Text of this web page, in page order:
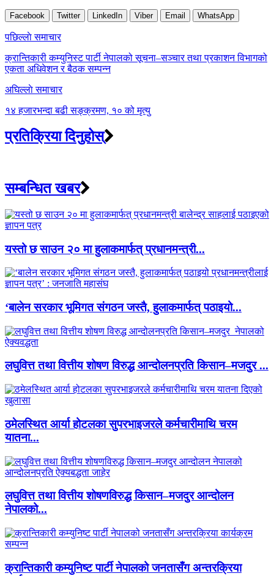
Facebook Twitter LinkedIn Viber Email WhatsApp
Post
navigation
पछिल्लाे समाचार
क्रान्तिकारी कम्युनिस्ट पार्टी नेपालको सूचना–सञ्चार तथा प्रकाशन विभागको
एकता अधिवेशन र बैठक सम्पन्न
अघिल्लाे समाचार
१४ हजारभन्दा बढी सङ्क्रमण, १० को मृत्यु
प्रतिक्रिया दिनुहोस्
सम्बन्धित खबर
यस्तो छ साउन २० मा हुलाकमार्फत् प्रधानमन्त्री...
‘बालेन सरकार भूमिगत संगठन जस्तै, हुलाकमार्फत् पठाइयो...
लघुवित्त तथा वित्तीय शोषण विरुद्ध आन्दोलनप्रति किसान–मजदुर ...
ठमेलस्थित आर्या होटलका सुपरभाइजरले कर्मचारीमाथि चरम
यातना...
लघुवित्त तथा वित्तीय शोषणविरुद्ध किसान–मजदुर आन्दोलन
नेपालको...
क्रान्तिकारी कम्युनिष्ट पार्टी नेपालको जनतासँग अन्तरक्रिया